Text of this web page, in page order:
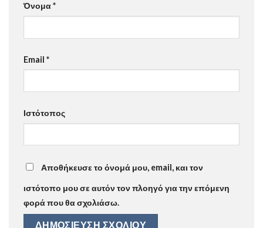
Όνομα*
Email *
Ιστότοπος
Αποθήκευσε το όνομά μου, email, και τον
ιστότοπο μου σε αυτόν τον πλοηγό για την επόμενη
φορά που θα σχολιάσω.